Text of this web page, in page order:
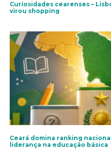
Curiosidades cearenses –
virou shopping
Ceará domina ranking
liderança na educação básica